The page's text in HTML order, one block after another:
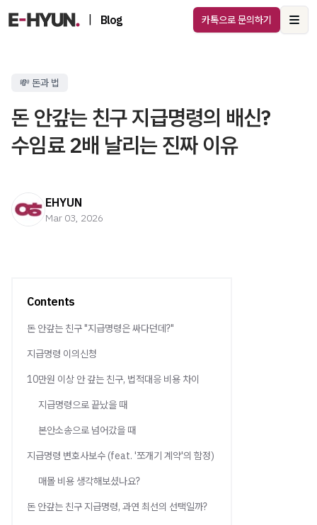
Blog 카톡으로 문의하기
💸 돈과 법
돈 안갚는 친구 지급명령의 배신?
수임료 2배 날리는 진짜 이유
EHYUN
Mar 03, 2026
Contents
돈 안갚는 친구 "지급명령은 싸다던데?"
지급명령 이의신청
10만원 이상 안 갚는 친구, 법적대응 비용 차이
지급명령으로 끝났을 때
본안소송으로 넘어갔을 때
지급명령 변호사보수 (feat. '쪼개기 계약'의 함정)
매몰 비용 생각해보셨나요?
돈 안갚는 친구 지급명령, 과연 최선의 선택일까?